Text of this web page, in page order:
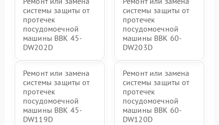
системы защиты от
протечек
посудомоечной
машины BBK 45-
DW202D
системы защиты от
протечек
посудомоечной
машины BBK 60-
DW203D
Ремонт или замена
системы защиты от
протечек
посудомоечной
машины BBK 45-
DW119D
Ремонт или замена
системы защиты от
протечек
посудомоечной
машины BBK 60-
DW120D